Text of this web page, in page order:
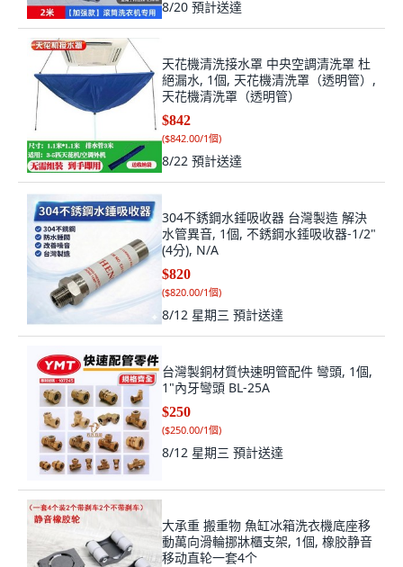
8/20 預計送達
天花機清洗接水罩 中央空調清洗罩 杜
絕漏水, 1個, 天花機清洗罩（透明管）,
天花機清洗罩（透明管）
$842
($842.00/1個)
8/22 預計送達
304不銹鋼水錘吸收器 台灣製造 解決
水管異音, 1個, 不銹鋼水錘吸收器-1/2"
(4分), N/A
$820
($820.00/1個)
8/12 星期三 預計送達
台灣製銅材質快速明管配件 彎頭, 1個,
1"內牙彎頭 BL-25A
$250
($250.00/1個)
8/12 星期三 預計送達
大承重 搬重物 魚缸冰箱洗衣機底座移
動萬向滑輪挪牀櫃支架, 1個, 橡胶静音
移动直轮一套4个